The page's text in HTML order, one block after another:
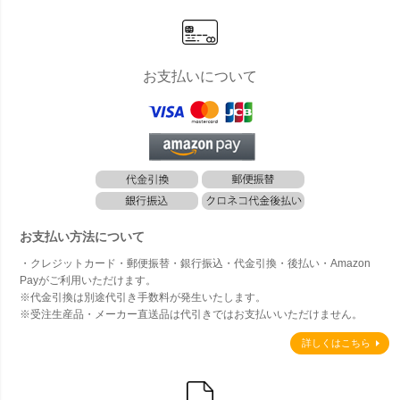
お支払いについて
お支払い方法について
・クレジットカード・郵便振替・銀行振込・代金引換・後払い・Amazon
Payがご利用いただけます。
※代金引換は別途代引き手数料が発生いたします。
※受注生産品・メーカー直送品は代引きではお支払いいただけません。
詳しくはこちら